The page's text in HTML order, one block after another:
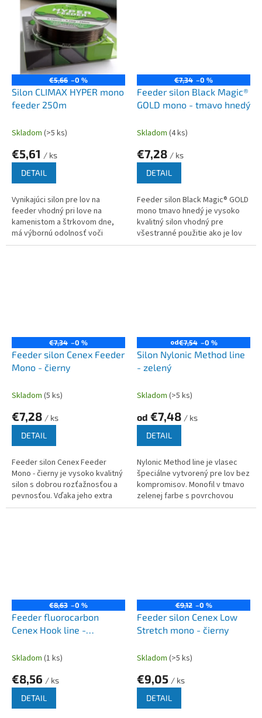
€5,66 –0 %
Silon CLIMAX HYPER mono
feeder 250m
Skladom (>5 ks)
€5,61 / ks
DETAIL
Vynikajúci silon pre lov na
feeder vhodný pri love na
kamenistom a štrkovom dne,
má výbornú odolnosť voči
oderu a vysokú pevnosť v uzle.
€7,34 –0 %
Feeder silon Black Magic®
GOLD mono - tmavo hnedý
Skladom (4 ks)
€7,28 / ks
DETAIL
Feeder silon Black Magic® GOLD
mono tmavo hnedý je vysoko
kvalitný silon vhodný pre
všestranné použitie ako je lov
na feeder alebo plávanú
€7,34 –0 %
Feeder silon Cenex Feeder
Mono - čierny
Skladom (5 ks)
€7,28 / ks
DETAIL
Feeder silon Cenex Feeder
Mono - čierny je vysoko kvalitný
silon s dobrou rozťažnosťou a
pevnosťou. Vďaka jeho extra
jemnému povrchu dokážete
od€7,54 –0 %
Silon Nylonic Method line
- zelený
Skladom (>5 ks)
od €7,48 / ks
DETAIL
Nylonic Method line je vlasec
špeciálne vytvorený pre lov bez
kompromisov. Monofil v tmavo
zelenej farbe s povrchovou
fluorokarbónovou úpravou.
€8,63 –0 %
Feeder fluorocarbon
Cenex Hook line -
Skladom (1 ks)
€8,56 / ks
DETAIL
€9,12 –0 %
Feeder silon Cenex Low
Stretch mono - čierny
Skladom (>5 ks)
€9,05 / ks
DETAIL